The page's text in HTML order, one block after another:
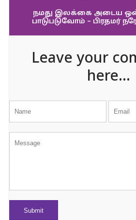
நமது இலக்கை அடைய
பாடுபடுவோம் – பிரதமர்
Leave your
here...